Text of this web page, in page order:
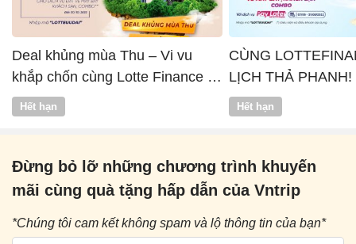
Deal khủng mùa Thu – Vi vu
khắp chốn cùng Lotte Finance x
Vntrip
Hết hạn
CÙNG
LỊCH THẢ PHANH!
Hết hạn
Đừng bỏ lỡ những chương trình khuyến
mãi cùng quà tặng hấp dẫn của Vntrip
*Chúng tôi cam kết không spam và lộ thông tin của bạn*